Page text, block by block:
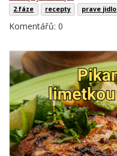
2.fáze recepty prave jidlo
Komentářů: 0